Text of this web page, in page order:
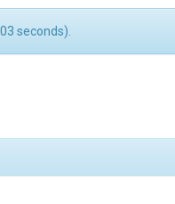
seconds).